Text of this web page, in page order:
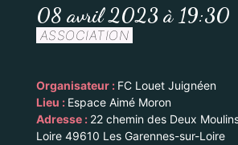
08 avril 2023 à 19:30
ASSOCIATION
Organisateur : FC Louet Juignéen
Lieu : Espace Aimé Moron
Adresse : 22 chemin des Deux
Loire 49610 Les Garennes-sur-Loire